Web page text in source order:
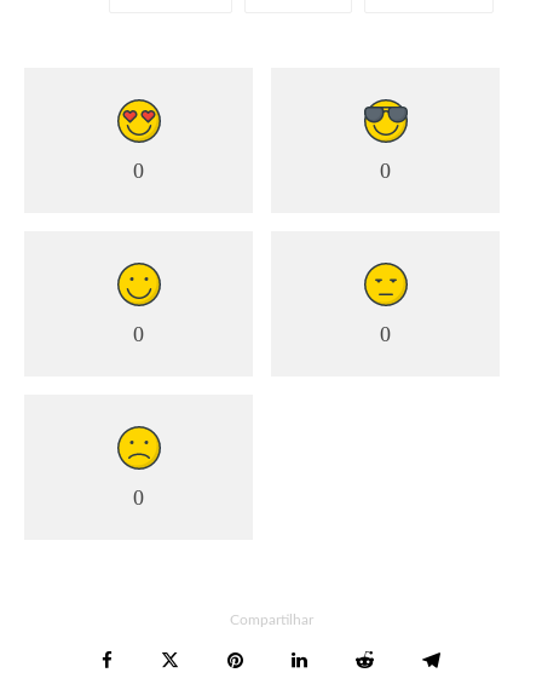
0 0
0 0
0
Compartilhar